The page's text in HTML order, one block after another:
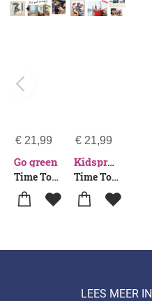
€21,99
Go green
Time To Momo Redactie
€21,99
Kidsproof
Time To Momo Redactie
LEES MEER